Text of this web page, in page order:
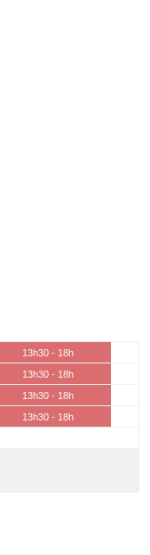
13h30 - 18h
13h30 - 18h
13h30 - 18h
13h30 - 18h